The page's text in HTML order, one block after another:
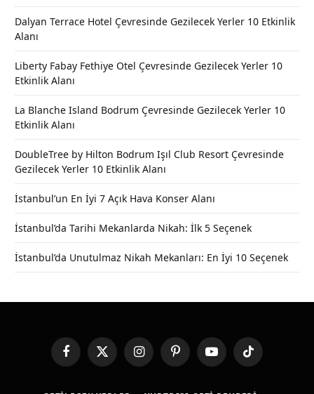
Dalyan Terrace Hotel Çevresinde Gezilecek Yerler 10 Etkinlik
Alanı
Liberty Fabay Fethiye Otel Çevresinde Gezilecek Yerler 10
Etkinlik Alanı
La Blanche Island Bodrum Çevresinde Gezilecek Yerler 10
Etkinlik Alanı
DoubleTree by Hilton Bodrum Işıl Club Resort Çevresinde
Gezilecek Yerler 10 Etkinlik Alanı
İstanbul’un En İyi 7 Açık Hava Konser Alanı
İstanbul’da Tarihi Mekanlarda Nikah: İlk 5 Seçenek
İstanbul’da Unutulmaz Nikah Mekanları: En İyi 10 Seçenek
FacebookX
(Twitter)
InstagramPinterestYouTubeTikTok